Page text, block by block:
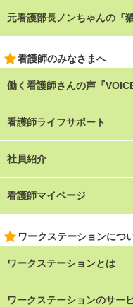
元看護部長ノンちゃんの『
看護師のみなさまへ
働く看護師さんの声『VOICE
看護師ライフサポート
社員紹介
看護師マイページ
ワークステーションにつ
ワークステーションとは
ワークステーションのサー